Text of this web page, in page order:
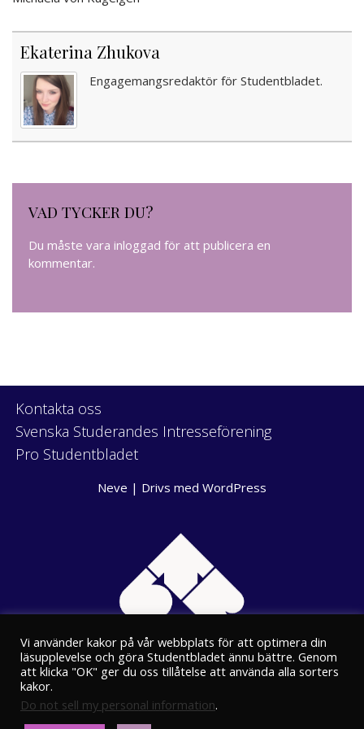
Ekaterina Zhukova
Engagemangsredaktör för Studentbladet.
VAD TYCKER DU?
Du måste vara inloggad för att publicera en
kommentar.
Kontakta oss
Svenska Studerandes Intresseförening
Pro Studentbladet
Neve | Drivs med WordPress
Vi använder kakor på vår webbplats för att optimera din
läsupplevelse och göra Studentbladet ännu bättre. Genom
att klicka "OK" ger du oss tillåtelse att använda alla sorters
kakor.
Do not sell my personal information.